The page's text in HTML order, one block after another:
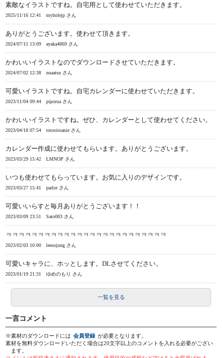
素敵なイラストですね。自宅用として使わせていただきます。
2025/11/16 12:41 myholejp さん
ありがとうございます。使わせて頂きます。
2024/07/15 13:09 ayaka4869 さん
かわいいイラストなのでダウンロードさせていただきます。
2024/07/02 12:38 nnaatsu さん
可愛いイラストですね。自宅カレンダーに使わせていただきます。
2023/11/04 09:44 piporua さん
かわいいイラストですね。ぜひ、カレンダーとして使わせてください。
2023/04/18 07:54 totosiroanie さん
カレンダー作成に使わせてもらいます。ありがとうございます。
2023/03/29 15:42 LMNOP さん
いつも使わせてもらっています。お気に入りのデザインです。
2023/03/27 15:41 parlor さん
可愛いいらすと毎月ありがとうございます！！
2023/03/09 23:51 Sato003 さん
ㅋㅋㅋㅋㅋㅋㅋㅋㅋㅋㅋㅋㅋㅋㅋㅋㅋㅋㅋㅋㅋㅋㅋㅋㅋ
2023/02/03 10:00 leesojung さん
可愛いキャラに、ホッとします。DLさせてください。
2023/01/19 21:31 ゆめのもり さん
一覧を見る
一言コメント
※素材のダウンロードには 会員登録 が必要となります。
素材を無料ダウンロードいただく場合は20文字以上のコメントを入れる必要がござい
ます。